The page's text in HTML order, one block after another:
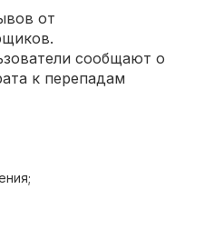
от
сообщают о
к перепадам